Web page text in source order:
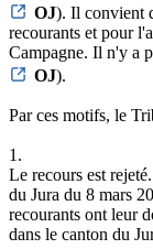
OJ). Il convient
recourants et pour
Campagne. Il n'y a
OJ).
Par ces motifs, le
1.
Le recours est
du Jura du 8 mars
recourants ont leur
dans le canton du